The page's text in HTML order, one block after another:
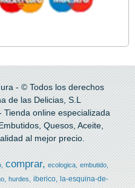
- © Todos los derechos
de las Delicias, S.L
Tienda online especializada
Quesos, Aceite,
al mejor precio.
comprar ecologica embutido
hurdes iberico
la-esquina-de-